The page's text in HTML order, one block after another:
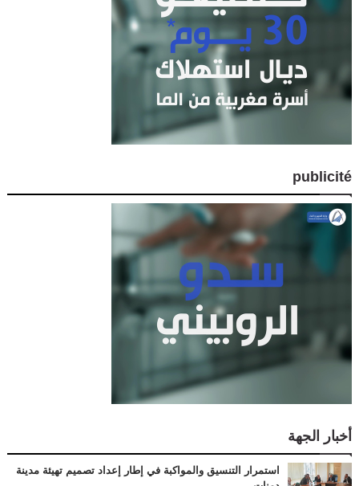
publicité
أخبار الجهة
استمرار التنسيق والمواكبة في إطار إعداد تصميم تهيئة مدينة